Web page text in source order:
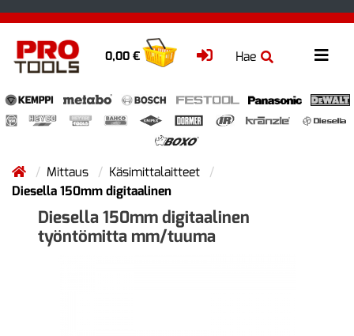
Hae
0,00 €
Mittaus
Käsimittalaitteet
Diesella 150mm digitaalinen
Diesella 150mm digitaalinen
työntömitta mm/tuuma